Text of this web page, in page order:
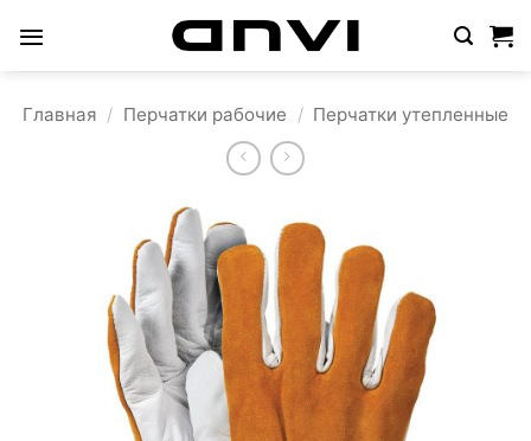
content
Главная / Перчатки рабочие / Перчатки утепленные